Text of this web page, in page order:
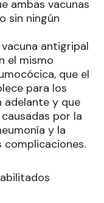
ambas vacunas
sin ningún
antigripal
el mismo
que el
para los
adelante y que
por la
y la
complicaciones.